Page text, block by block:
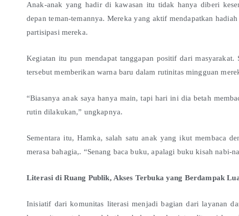
Anak-anak yang hadir di kawasan itu tidak hanya diberi
depan teman-temannya. Mereka yang aktif mendapatkan
partisipasi mereka.
Kegiatan itu pun mendapat tanggapan positif dari
tersebut memberikan warna baru dalam rutinitas mingguan
“Biasanya anak saya hanya main, tapi hari ini dia betah
rutin dilakukan,” ungkapnya.
Sementara itu, Hamka, salah satu anak yang ikut membaca
merasa bahagia,. “Senang baca buku, apalagi buku kisah nabi-
Literasi di Ruang Publik, Akses Terbuka yang Berdampak
Inisiatif dari komunitas literasi menjadi bagian dari layanan